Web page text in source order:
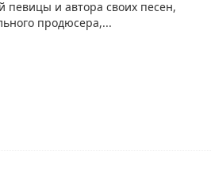
певицы и автора своих песен,
продюсера,...